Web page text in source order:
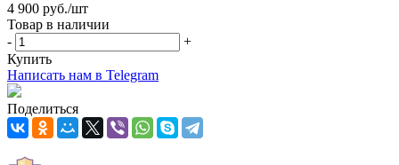
4 900 руб./шт
Товар в наличии
-
+
Купить
Написать нам в Telegram
Поделиться